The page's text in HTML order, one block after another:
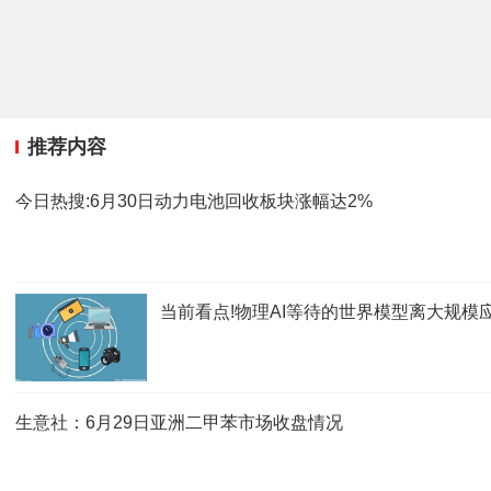
推荐内容
今日热搜:6月30日动力电池回收板块涨幅达2%
当前看点!物理AI等待的世界模型离大规模
生意社：6月29日亚洲二甲苯市场收盘情况